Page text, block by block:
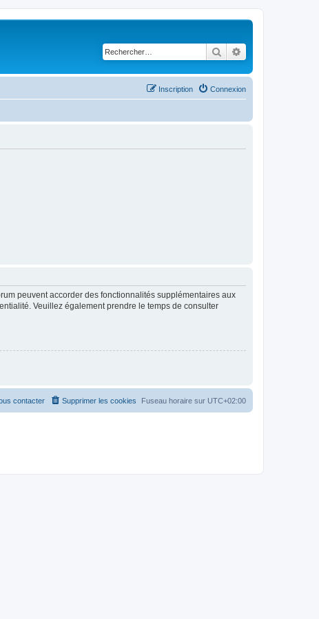
Rechercher
Connexion
Inscription
peuvent accorder des fonctionnalités supplémentaires aux
Veuillez également prendre le temps de consulter
Fuseau horaire sur UTC+02:00
Supprimer les cookies
contacter